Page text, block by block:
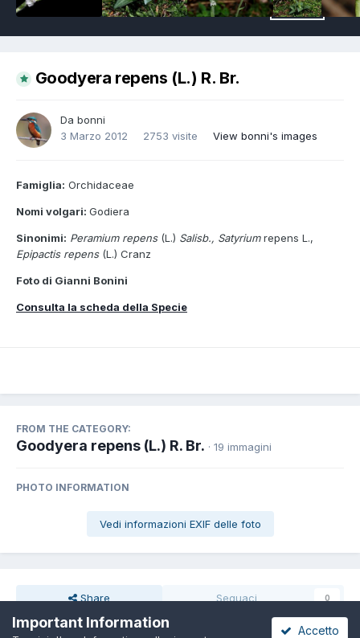
Goodyera repens (L.) R. Br.
Da bonni
3 Marzo 2012
2753 visite View bonni's images
Famiglia: Orchidaceae
Nomi volgari: Godiera
Sinonimi: Peramium repens (L.) Salisb., Satyriumrepens L.,
Epipactis repens(L.) Cranz
Foto di Gianni Bonini
Consulta la scheda della Specie
FROM THE CATEGORY:
Goodyera repens (L.) R. Br. · 19 immagini
PHOTO INFORMATION
Vedi informazioni EXIF delle foto
Share Seguaci 0
Important Information Accetto